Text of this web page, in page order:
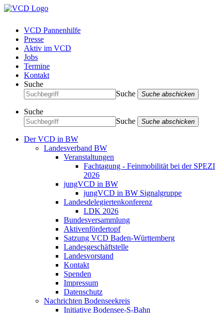
VCD Pannenhilfe
Presse
Aktiv im VCD
Jobs
Termine
Kontakt
Suche
Suche
Suche abschicken
Suche
Suche
Suche abschicken
Der VCD in BW
Landesverband BW
Veranstaltungen
Fachtagung - Feinmobilität bei der SPEZI
2026
jungVCD in BW
jungVCD in BW Signalgruppe
Landesdelegiertenkonferenz
LDK 2026
Bundesversammlung
Aktivenfördertopf
Satzung VCD Baden-Württemberg
Landesgeschäftstelle
Landesvorstand
Kontakt
Spenden
Impressum
Datenschutz
Nachrichten Bodenseekreis
Initiative Bodensee-S-Bahn